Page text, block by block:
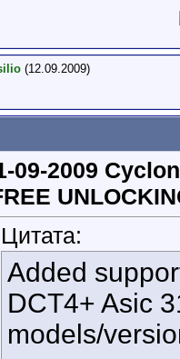
(12.09.2009)
09-2009
Цитата:
Added
DCT4+ Asic
models/